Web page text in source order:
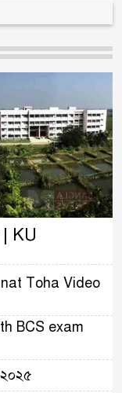
| KU
Toha Video
BCS exam
২০২৫